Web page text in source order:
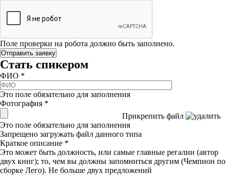
Поле проверки на робота должно быть заполнено.
Стать спикером
ФИО *
Это поле обязательно для заполнения
Фотография *
Прикрепить файл
Это поле обязательно для заполнения
Запрещено загружать файл данного типа
Краткое описание *
Это может быть должность, или самые главные регалии (автор
двух книг); то, чем вы должны запомниться другим (Чемпион по
сборке Лего). Не больше двух предложений